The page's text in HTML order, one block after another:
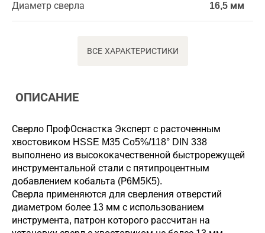
Диаметр сверла 16,5 мм
ВСЕ ХАРАКТЕРИСТИКИ
ОПИСАНИЕ
Сверло ПрофОснастка Эксперт с расточенным
хвостовиком HSSE M35 Co5%/118° DIN 338
выполнено из высококачественной быстрорежущей
инструментальной стали с пятипроцентным
добавлением кобальта (Р6М5К5).
Сверла применяются для сверления отверстий
диаметром более 13 мм с использованием
инструмента, патрон которого рассчитан на